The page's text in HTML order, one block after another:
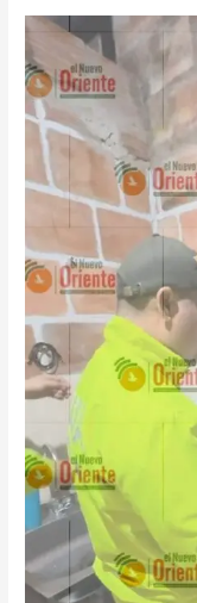
SE
LA
«RISUEÑA»
DE
«EL
CHATO»:
PELIGROSO
GATILLERO
FUE
CAPTURADO
EN
EL